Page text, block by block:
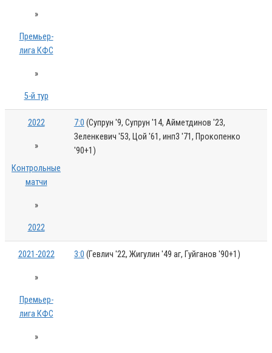
»
Премьер-
лига КФС
»
5-й тур
2022
»
Контрольные
матчи
»
2022
7:0 (Супрун '9, Супрун '14, Айметдинов '23,
Зеленкевич '53, Цой '61, инп3 '71, Прокопенко
'90+1)
2021-2022
»
Премьер-
лига КФС
»
3:0 (Гевлич '22, Жигулин '49 аг, Гуйганов '90+1)